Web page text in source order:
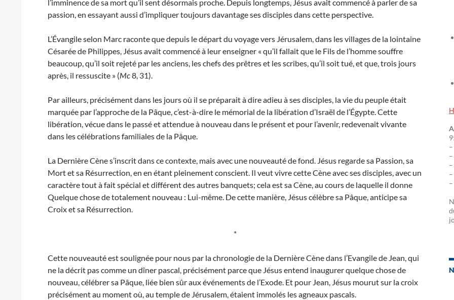
l’imminence de sa mort qu’il sent désormais proche. Depuis longtemps, Jésus avait commencé à parler de sa
passion, en essayant aussi d’impliquer toujours davantage ses disciples dans cette perspective.
L’Évangile selon Marc raconte que depuis le départ du voyage vers Jérusalem, dans les villages de la lointaine
Césarée de Philippes, Jésus avait commencé à leur enseigner « qu’il fallait que le Fils de l’homme souffre
beaucoup, qu’il soit rejeté par les anciens, les chefs des prêtres et les scribes, qu’il soit tué, et que, trois jours
après, il ressuscite » (Mc8, 31).
Par ailleurs, précisément dans les jours où il se préparait à dire adieu à ses disciples, la vie du peuple était
marquée par l’approche de la Pâque, c’est-à-dire le mémorial de la libération d’Israël de l’Égypte. Cette
libération, vécue dans le passé et attendue à nouveau dans le présent et pour l’avenir, redevenait vivante
dans les célébrations familiales de la Pâque.
La Dernière Cène s’inscrit dans ce contexte, mais avec une nouveauté de fond. Jésus regarde sa Passion, sa
Mort et sa Résurrection, en en étant pleinement conscient. Il veut vivre cette Cène avec ses disciples, avec un
caractère tout à fait spécial et différent des autres banquets; cela est sa Cène, au cours de laquelle il donne
Quelque chose de totalement nouveau : Lui-même. De cette manière, Jésus célèbre sa Pâque, anticipe sa
Croix et sa Résurrection.
*
Cette nouveauté est soulignée pour nous par la chronologie de la Dernière Cène dans l’Evangile de Jean, qui
ne la décrit pas comme un dîner pascal, précisément parce que Jésus entend inaugurer quelque chose de
nouveau, célébrer sa Pâque, liée bien sûr aux événements de l’Exode. Et pour Jean, Jésus mourut sur la croix
précisément au moment où, au temple de Jérusalem, étaient immolés les agneaux pascals.